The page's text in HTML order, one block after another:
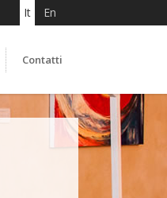
It En
Contatti